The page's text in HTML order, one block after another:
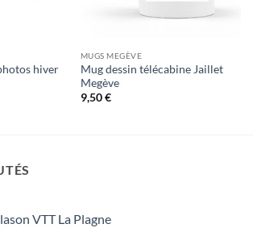
hiver
MUGS MEGÈVE
Mug dessin télécabine Jaillet
Megève
9,50€
VTT La Plagne